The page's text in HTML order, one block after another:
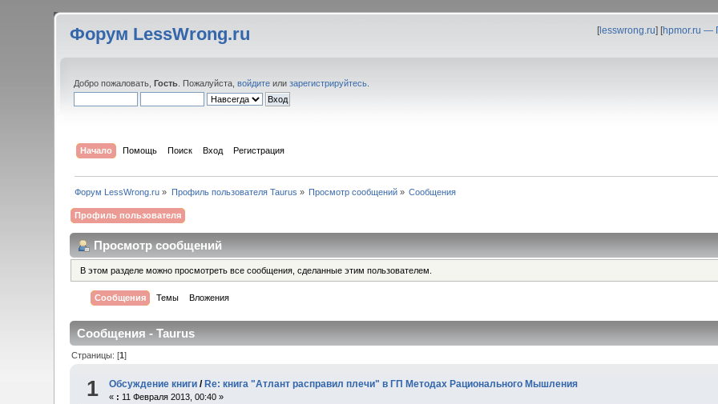
Форум LessWrong.ru [lesswrong.ru] [hpmor.ru
Добро пожаловать,Гость . Пожалуйста,войдите илизарегистрируйтесь
Начало Помощь Поиск Вход Регистрация
Форум LessWrong.ru » Профиль пользователя Taurus » Просмотр сообщений » Сообщения
Профиль пользователя
Просмотр сообщений
В этом разделе можно просмотреть все сообщения, сделанные этим пользователем.
Сообщения Темы Вложения
Сообщения - Taurus
Страницы: [1]
1 Обсуждение книги / Re: книга "Атлант расправил плечи" в ГП Методах Рационального Мышления
« : 11 Февраля 2013, 00:40 »